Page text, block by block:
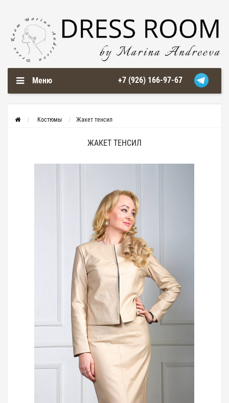
Меню +7 (926) 166-97-67
Костюмы Жакет тенсил
ЖАКЕТ ТЕНСИЛ